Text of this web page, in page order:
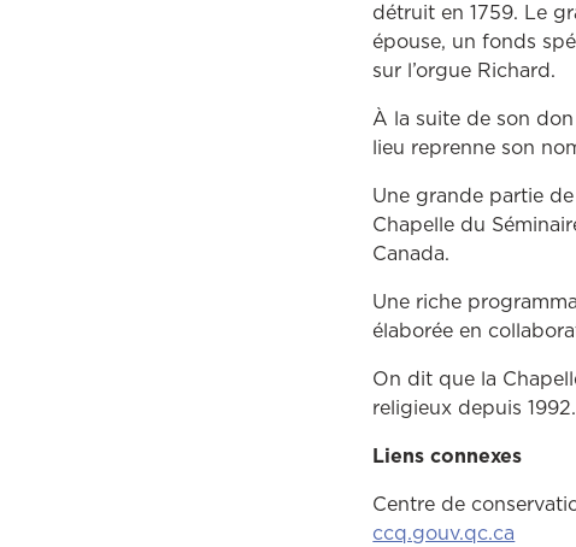
détruit en 1759. Le
épouse, un fonds
sur l’orgue Richard.
À la suite de son
lieu reprenne son
Une grande partie
Chapelle du
Canada.
Une riche
élaborée en
On dit que la
religieux depuis 1992.
Liens connexes
Centre de
ccq.gouv.qc.ca